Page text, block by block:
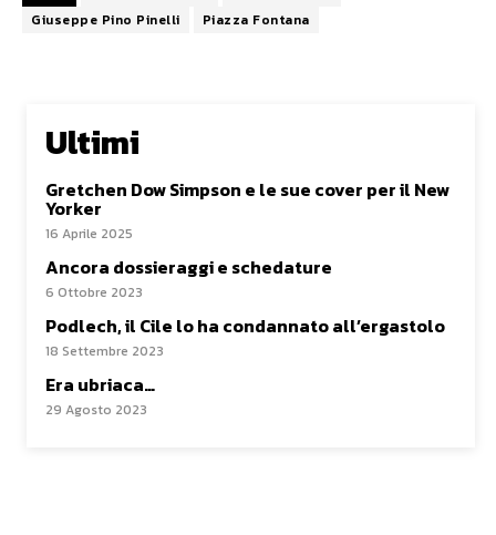
Giuseppe Pino Pinelli
Piazza Fontana
Ultimi
Gretchen Dow Simpson e le sue cover per il New
Yorker
16 Aprile 2025
Ancora dossieraggi e schedature
6 Ottobre 2023
Podlech, il Cile lo ha condannato all’ergastolo
18 Settembre 2023
Era ubriaca…
29 Agosto 2023